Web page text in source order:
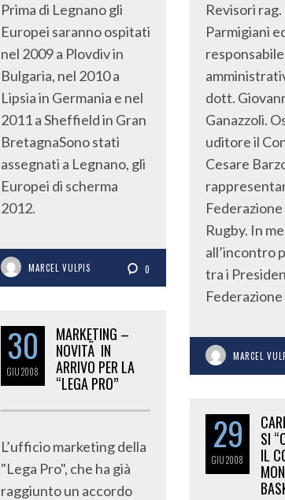
Prima di Legnano gli
Europei saranno ospitati
nel 2009 a Plovdiv in
Bulgaria, nel 2010 a
Lipsia in Germania e nel
2011 a Sheffield in Gran
BretagnaSono stati
assegnati a Legnano, gli
Europei di scherma
2012.
MARCEL VULPIS 0
Revisori
Parmigiani
responsabile
dott.
Ganazzoli.
uditore il
Cesare
Rugby. In
all’incontro
tra i
Federazione
MARCEL
30
GIU2008
MARKETING –
NOVITÃ IN
ARRIVO PER LA
“LEGA PRO”
L’ufficio marketing della
"Lega Pro", che ha già
raggiunto un accordo
29
GIU2008
SI
IL